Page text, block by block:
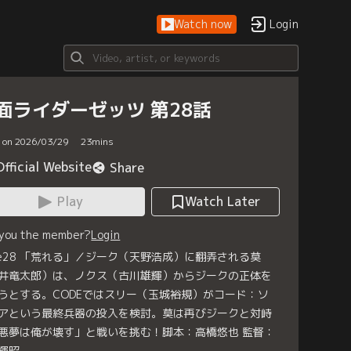
Watch now Login
ライダーゼッツ 第28話
on 2026/03/29 23mins
Website
Share
Play
Watch Later
the member?Login
「荒れる」／ジーク（天野浩成）に翻弄される莫
竜太郎）は、ノクス（古川雄輝）からジークの正体を
とする。CODEではスリー（玉城裕規）がコード：ソ
という最終兵器の投入を検討。莫は再びジークと対峙
夢は俺が壊す」と戦いを挑む！脚本：高橋悠也 監督：